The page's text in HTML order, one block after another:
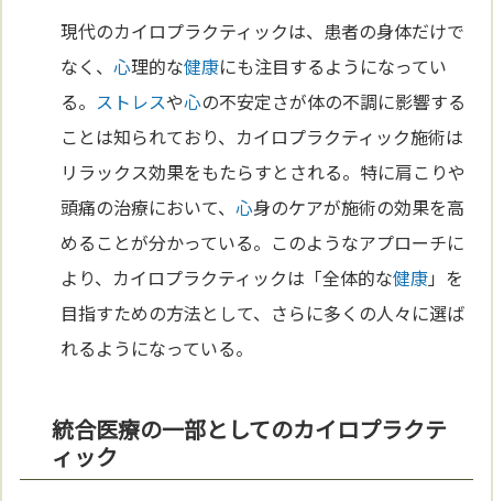
現代のカイロプラクティックは、患者の身体だけで
なく、心理的な健康にも注目するようになってい
る。 ストレスや心の不安定さが体の不調に影響する
ことは知られており、カイロプラクティック施術は
リラックス効果をもたらすとされる。特に肩こりや
頭痛の治療において、心身のケアが施術の効果を高
めることが分かっている。このようなアプローチに
より、カイロプラクティックは「全体的な健康」を
目指すための方法として、さらに多くの人々に選ば
れるようになっている。
統合医療の一部としてのカイロプラクテ
ィック